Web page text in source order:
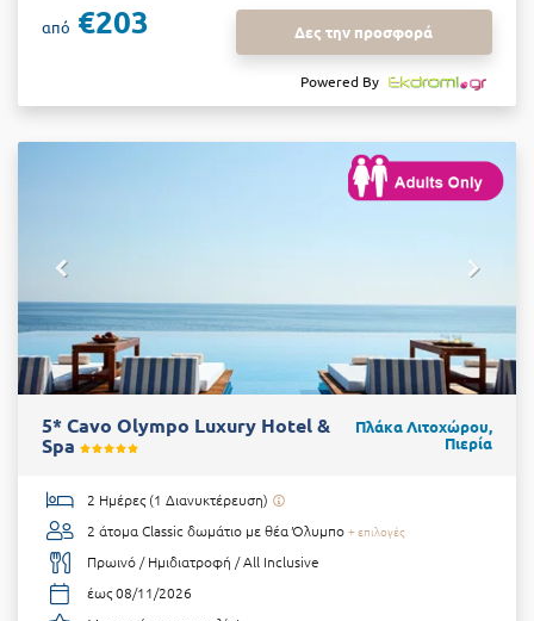
από €203 Δες την προσφορά
Powered By
5* Cavo Olympo Luxury Hotel &
Spa
Πλάκα Λιτοχώρου,
Πιερία
2 Ημέρες (1 Διανυκτέρευση)
2 άτομαClassic δωμάτιο με θέα Όλυμπο + επιλογές
Πρωινό / Ημιδιατροφή / All Inclusive
έως 08/11/2026